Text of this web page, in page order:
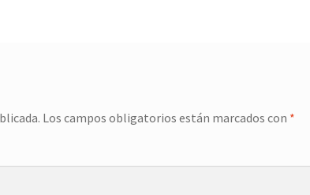
Los campos obligatorios están marcados con *